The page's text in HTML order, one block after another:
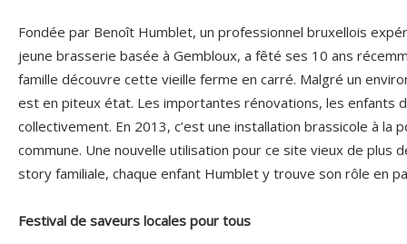
Fondée par Benoît Humblet, un professionnel bruxellois
jeune brasserie basée à Gembloux, a fêté ses 10 ans
famille découvre cette vieille ferme en carré. Malgré un
est en piteux état. Les importantes rénovations, les enfants
collectivement. En 2013, c’est une installation brassicole à la
commune. Une nouvelle utilisation pour ce site vieux de plus
story familiale, chaque enfant Humblet y trouve son rôle en
Festival de saveurs locales pour tous